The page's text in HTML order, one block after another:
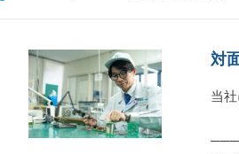
対
当